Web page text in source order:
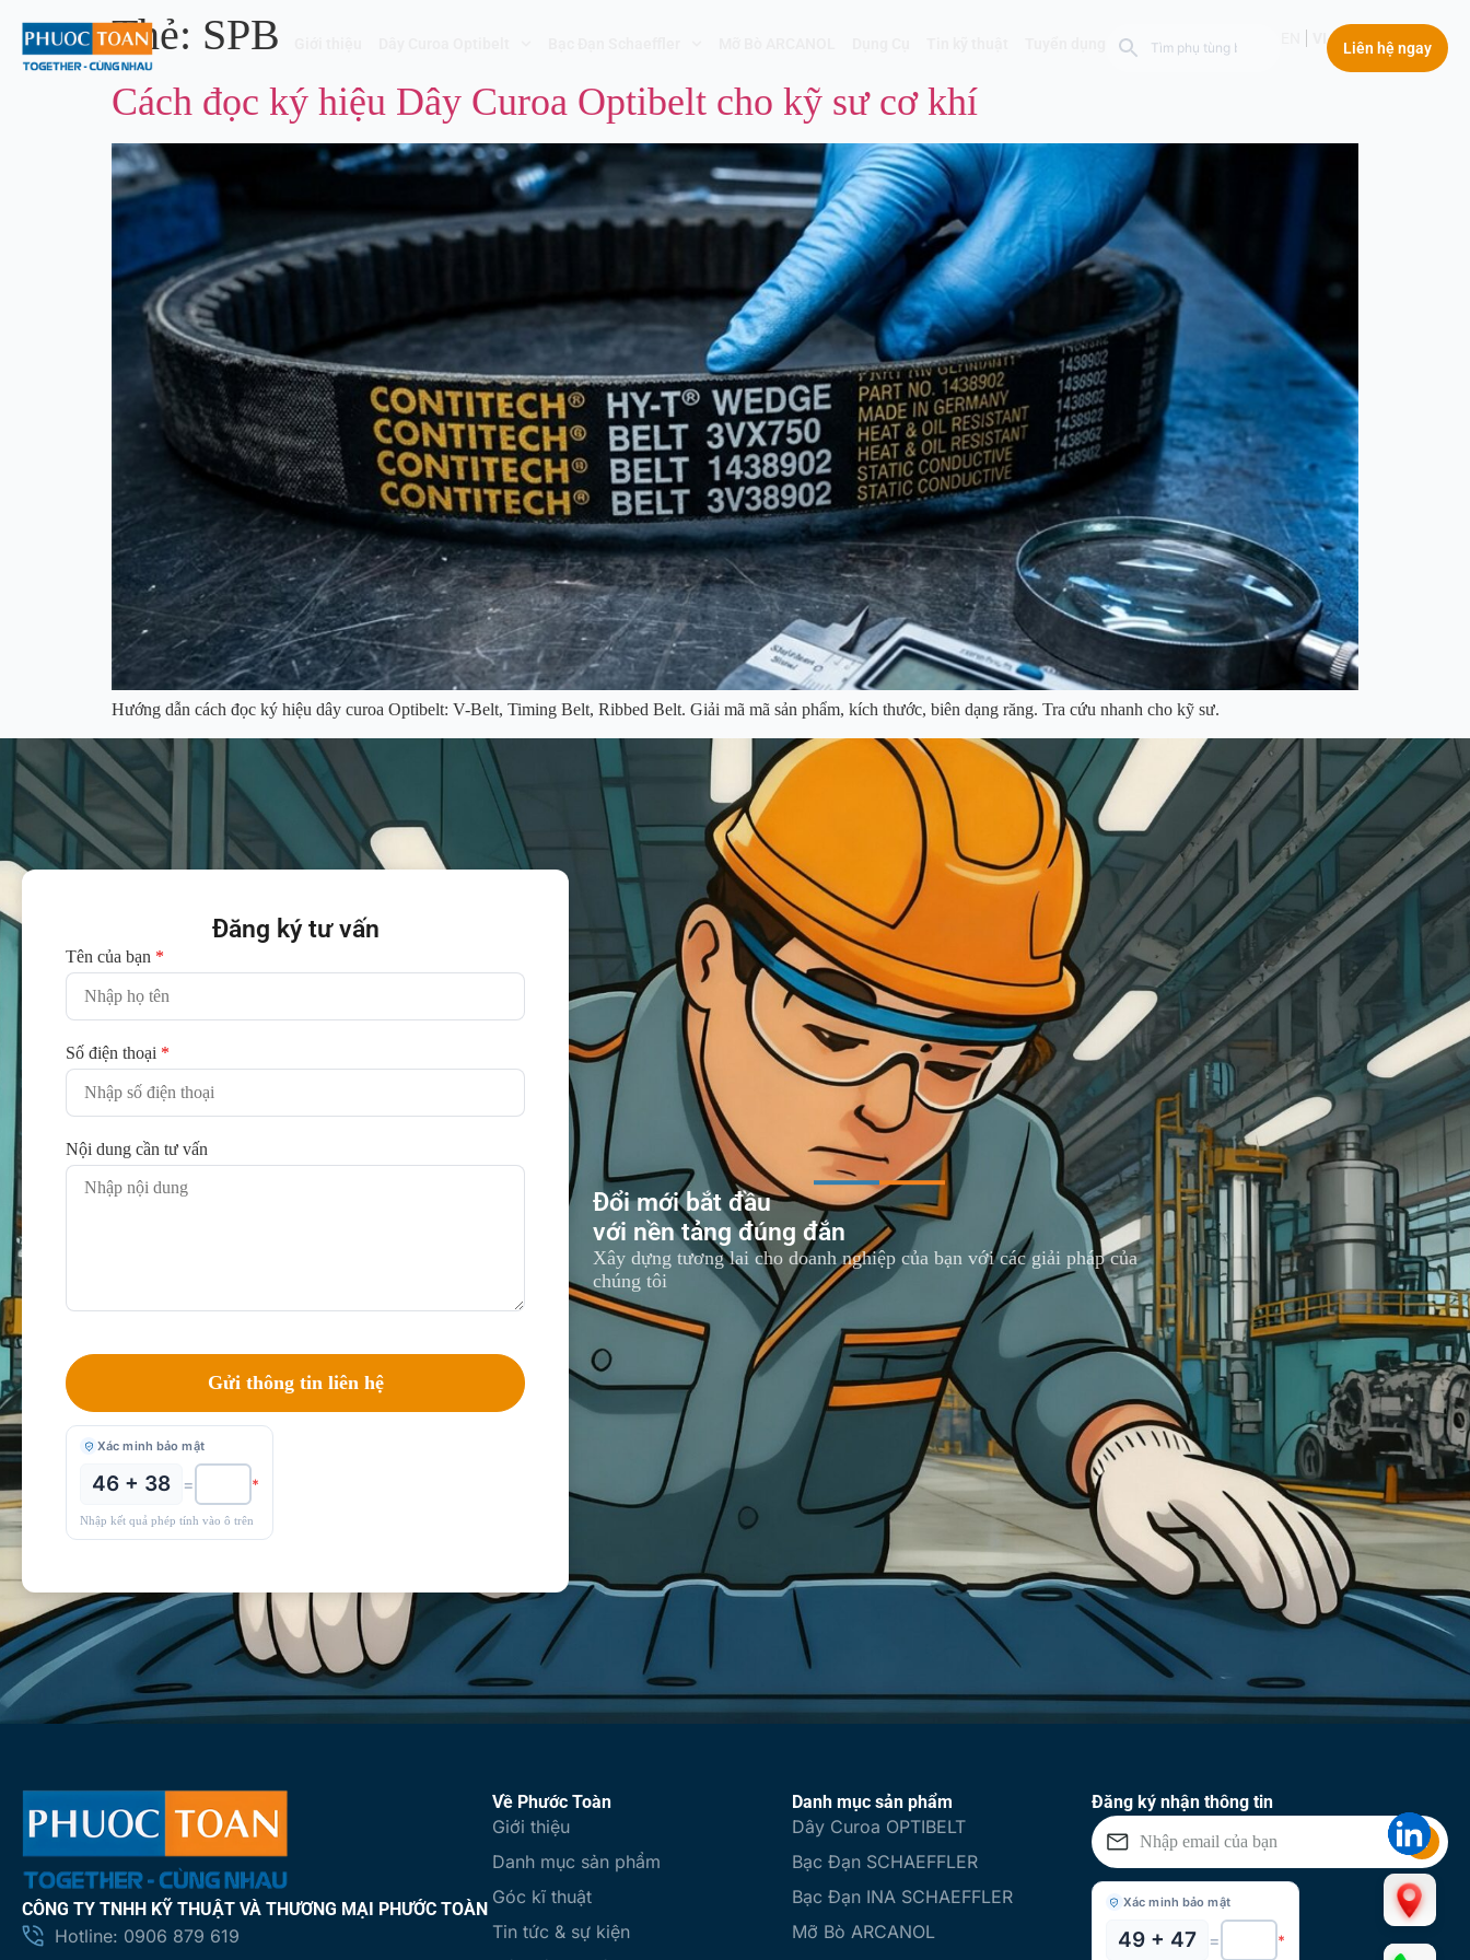
Liên hệ ngay
Thẻ: SPB
Cách đọc ký hiệu Dây Curoa Optibelt cho kỹ sư cơ khí
Hướng dẫn cách đọc ký hiệu dây curoa Optibelt: V-Belt, Timing Belt, Ribbed Belt. Giải mã mã sản phẩm, kích thước, biên dạng răng. Tra cứu nhanh cho kỹ sư.
Đăng ký tư vấn
Tên của bạn *
Số điện thoại *
Nội dung cần tư vấn
Xác minh bảo mật
46 + 38 = *
Nhập kết quả phép tính vào ô trên
Đổi mới bắt đầu
với nền tảng đúng đắn
Xây dựng tương lai cho doanh nghiệp của bạn với các giải pháp của
chúng tôi
CÔNG TY TNHH KỸ THUẬT VÀ THƯƠNG MẠI PHƯỚC TOÀN
Hotline: 0906 879 619
Về Phước Toàn
Giới thiệu
Danh mục sản phẩm
Góc kĩ thuật
Tin tức & sự kiện
Danh mục sản phẩm
Dây Curoa OPTIBELT
Bạc Đạn SCHAEFFLER
Bạc Đạn INA SCHAEFFLER
Mỡ Bò ARCANOL
Đăng ký nhận thông tin
Xác minh bảo mật
49 + 47 = *